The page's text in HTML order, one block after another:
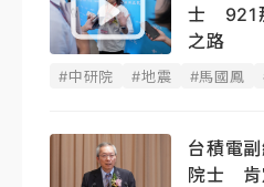
士 921
之路
#中研院 #地震 #馬國鳳
台積電
院士 肯